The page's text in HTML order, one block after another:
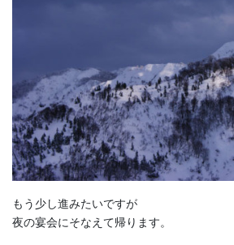
もう少し進みたいですが
夜の宴会にそなえて帰ります。